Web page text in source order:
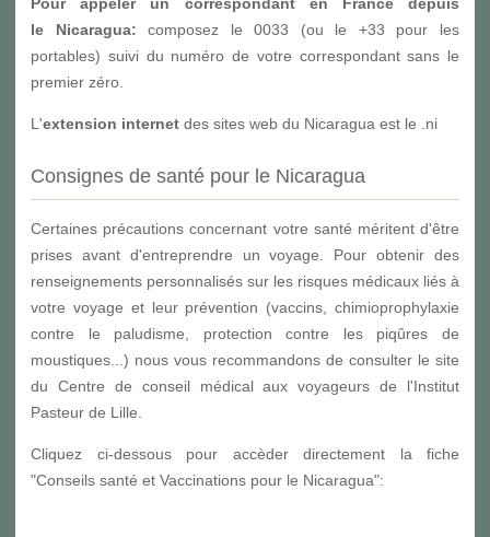
le Nicaragua: composez le 0033 (ou le +33 pour les
portables) suivi du numéro de votre correspondant sans le
premier zéro.
L'extension internet des sites web du Nicaragua est le .ni
Consignes de santé pour le Nicaragua
Certaines précautions concernant votre santé méritent d'être
prises avant d'entreprendre un voyage. Pour obtenir des
renseignements personnalisés sur les risques médicaux liés à
votre voyage et leur prévention (vaccins, chimioprophylaxie
contre le paludisme, protection contre les piqûres de
moustiques...) nous vous recommandons de consulter le site
du Centre de conseil médical aux voyageurs de l'Institut
Pasteur de Lille.
Cliquez ci-dessous pour accèder directement la fiche
"Conseils santé et Vaccinations pour le Nicaragua":